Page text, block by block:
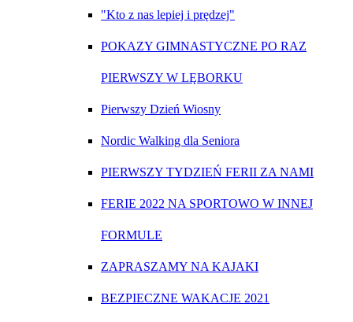
"Kto z nas lepiej i prędzej"
POKAZY GIMNASTYCZNE PO RAZ
PIERWSZY W LĘBORKU
Pierwszy Dzień Wiosny
Nordic Walking dla Seniora
PIERWSZY TYDZIEŃ FERII ZA NAMI
FERIE 2022 NA SPORTOWO W INNEJ
FORMULE
ZAPRASZAMY NA KAJAKI
BEZPIECZNE WAKACJE 2021